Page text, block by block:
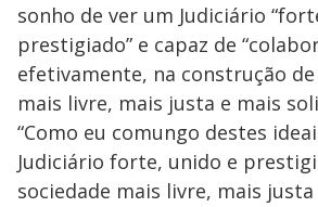
sonho de ver um Judiciário
prestigiado” e capaz de
efetivamente, na construção
mais livre, mais justa e mais
“Como eu comungo destes
Judiciário forte, unido e
sociedade mais livre, mais